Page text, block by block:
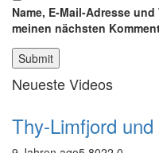
Name, E-Mail-Adresse
meinen nächsten
Neueste Videos
Thy-Limfjord